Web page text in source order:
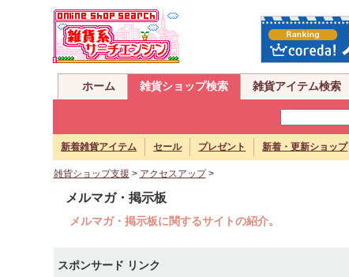
ホーム 雑貨ショップ検索 雑貨アイテム検索
新着雑貨アイテム セール プレゼント 新着・更新ショップ
雑貨ショップ支援 > アクセスアップ>
メルマガ・掲示板
メルマガ・掲示板に関するサイトの紹介。
スポンサード リンク